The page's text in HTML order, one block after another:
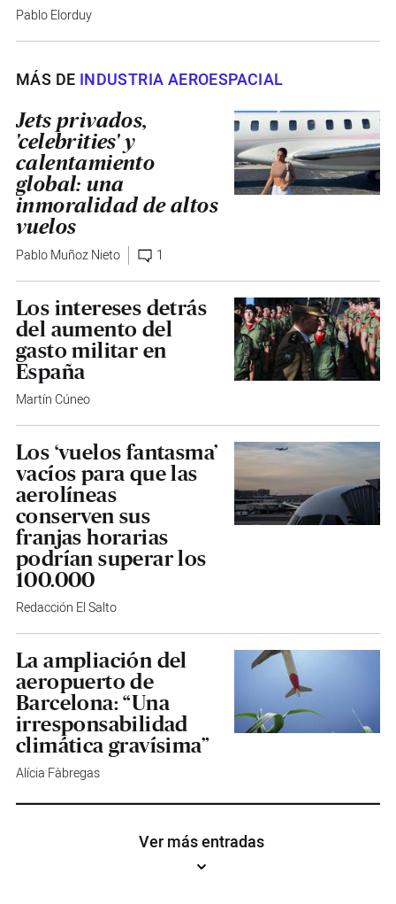
Pablo Elorduy
MÁS DE INDUSTRIA AEROESPACIAL
Jets privados,
'celebrities' y
calentamiento
global: una
inmoralidad de altos
vuelos
Pablo Muñoz Nieto 1
Los intereses detrás
del aumento del
gasto militar en
España
Martín Cúneo
Los ‘vuelos fantasma’
vacíos para que las
aerolíneas
conserven sus
franjas horarias
podrían superar los
100.000
Redacción El Salto
La ampliación del
aeropuerto de
Barcelona: “Una
irresponsabilidad
climática gravísima”
Alícia Fàbregas
Ver más entradas